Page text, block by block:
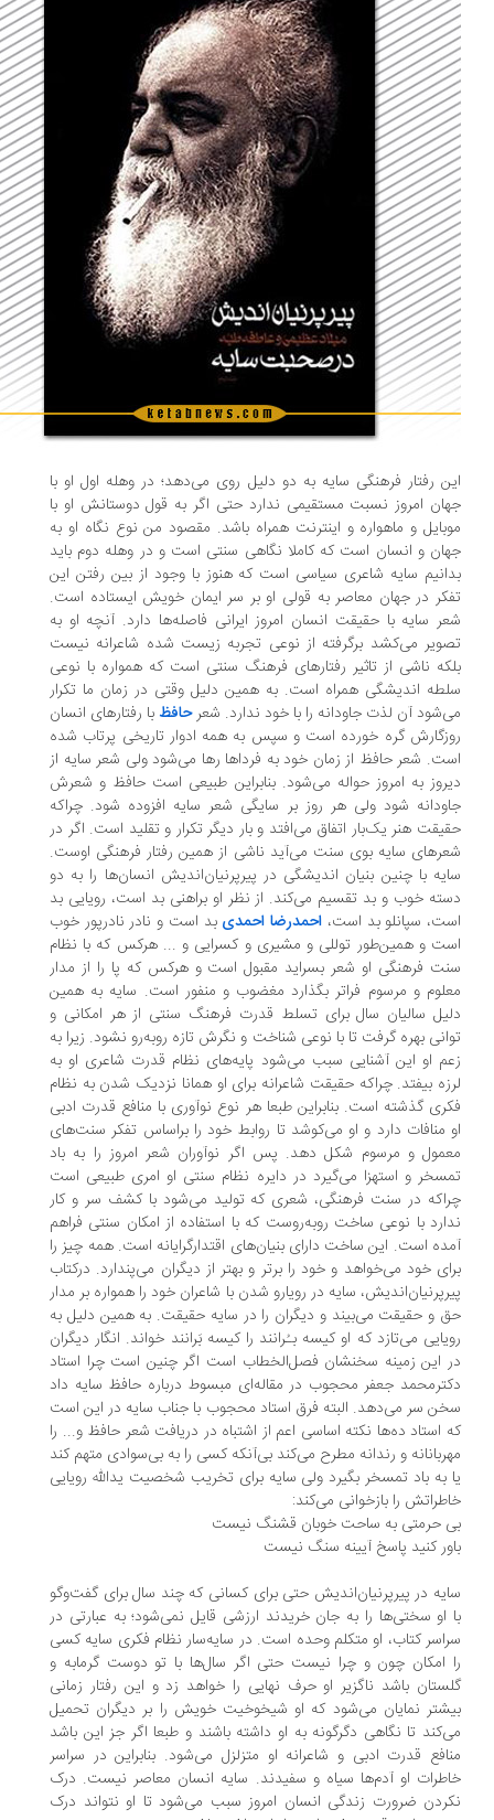
رفتار فرهنگی سایه به دو دلیل روی می‌دهد؛ در وهله اول او با
امروز نسبت مستقیمی ندارد حتی اگر به قول دوستانش او با
و ماهواره و اینترنت همراه باشد. مقصود من نوع نگاه او به
و انسان است که کاملا نگاهی سنتی است و در وهله دوم باید
سایه شاعری سیاسی است که هنوز با وجود از بین رفتن این
در جهان معاصر به قولی او بر سر ایمان خویش ایستاده است.
سایه با حقیقت انسان امروز ایرانی فاصله‌ها دارد. آنچه او به
می‌کشد برگرفته از نوعی تجربه زیست شده شاعرانه نیست
ناشی از تاثیر رفتارهای فرهنگ سنتی است که همواره با نوعی
اندیشگی همراه است. به همین دلیل وقتی در زمان ما تکرار
آن لذت جاودانه را با خود ندارد. شعرحافظبا رفتار‌های انسان
گره خورده است و سپس به همه ادوار تاریخی پرتاب شده
شعر حافظ از زمان خود به فرداها رها می‌شود ولی شعر سایه از
به امروز حواله می‌شود. بنابراین طبیعی است حافظ و شعرش
شود ولی هر روز بر سایگی شعر سایه افزوده شود. چراکه
هنر یک‌بار اتفاق می‌افتد و بار دیگر تکرار و تقلید است. اگر در
سایه بوی سنت می‌آید ناشی از همین رفتار فرهنگی اوست.
با چنین بنیان اندیشگی در پیرپرنیان‌اندیش انسان‌ها را به دو
خوب و بد تقسیم می‌کند. از نظر او براهنی بد است، رویایی بد
سپانلو بد است، احمدرضا احمدیبد است و نادر نادرپور خوب
و همین‌طور توللی و مشیری و کسرایی و ... هرکس که با نظام
فرهنگی او شعر بسراید مقبول است و هرکس که پا را از مدار
و مرسوم فراتر بگذارد مغضوب و منفور است. سایه به همین
سالیان سال برای تسلط قدرت فرهنگ سنتی از هر امکانی و
بهره گرفت تا با نوعی شناخت و نگرش تازه روبه‌رو نشود. زیرا به
او این آشنایی سبب می‌شود پایه‌های نظام قدرت شاعری او به
بیفتد. چراکه حقیقت شاعرانه برای او همانا نزدیک شدن به نظام
گذشته است. بنابراین طبعا هر نوع نوآوری با منافع قدرت ادبی
منافات دارد و او می‌کوشد تا روابط خود را براساس تفکر سنت‌های
و مرسوم شکل دهد. پس اگر نوآوران شعر امروز را به باد
و استهزا می‌گیرد در دایره نظام سنتی او امری طبیعی است
در سنت فرهنگی، شعری که تولید می‌شود با کشف سر و کار
با نوعی ساخت روبه‌روست که با استفاده از امکان سنتی فراهم
است. این ساخت دارای بنیان‌های اقتدارگرایانه است. همه چیز را
خود می‌خواهد و خود را برتر و بهتر از دیگران می‌پندارد. درکتاب
سایه در رویارو شدن با شاعران خود را همواره بر مدار
و حقیقت می‌بیند و دیگران را در سایه حقیقت. به همین دلیل به
می‌تازد که او کیسه بـُرانند را کیسه بَرانند خواند. انگار دیگران
این زمینه سخنشان فصل‌الخطاب است اگر چنین است چرا استاد
جعفر محجوب در مقاله‌ای مبسوط درباره حافظ سایه داد
سر می‌دهد. البته فرق استاد محجوب با جناب سایه در این است
استاد ده‌ها نکته اساسی اعم از اشتباه در دریافت شعر حافظ و... را
و رندانه مطرح می‌کند بی‌آنکه کسی را به بی‌سوادی متهم کند
به باد تمسخر بگیرد ولی سایه برای تخریب شخصیت یدالله رویایی
را بازخوانی می‌کند:
حرمتی به ساحت خوبان قشنگ نیست
کنید پاسخ آیینه سنگ نیست
در پیرپرنیان‌اندیش حتی برای کسانی که چند سال برای گفت‌وگو
او سختی‌ها را به جان خریدند ارزشی قایل نمی‌شود؛ به عبارتی در
کتاب، او متکلم وحده است. در سایه‌سار نظام فکری سایه کسی
امکان چون و چرا نیست حتی اگر سال‌ها با تو دوست گرمابه و
باشد ناگزیر او حرف نهایی را خواهد زد و این رفتار زمانی
نمایان می‌شود که او شیخوخیت خویش را بر دیگران تحمیل
تا نگاهی دگرگونه به او داشته باشند و طبعا اگر جز این باشد
قدرت ادبی و شاعرانه او متزلزل می‌شود. بنابراین در سراسر
او آدم‌ها سیاه و سفیدند. سایه انسان معاصر نیست. درک
ضرورت زندگی انسان امروز سبب می‌شود تا او نتواند درک